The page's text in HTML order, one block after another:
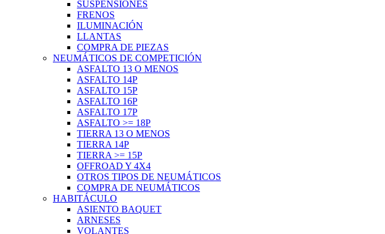
SUSPENSIONES
FRENOS
ILUMINACIÓN
LLANTAS
COMPRA DE PIEZAS
NEUMÁTICOS DE COMPETICIÓN
ASFALTO 13 O MENOS
ASFALTO 14P
ASFALTO 15P
ASFALTO 16P
ASFALTO 17P
ASFALTO >= 18P
TIERRA 13 O MENOS
TIERRA 14P
TIERRA >= 15P
OFFROAD Y 4X4
OTROS TIPOS DE NEUMÁTICOS
COMPRA DE NEUMÁTICOS
HABITÁCULO
ASIENTO BAQUET
ARNESES
VOLANTES